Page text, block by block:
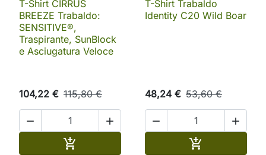
T-Shirt CIRRUS
BREEZE Trabaldo:
SENSITIVE®,
Traspirante, SunBlock
e Asciugatura Veloce
104,22 € 115,80 €
 

T-Shirt Trabaldo
Identity C20 Wild Boar
48,24 € 53,60 €
 
